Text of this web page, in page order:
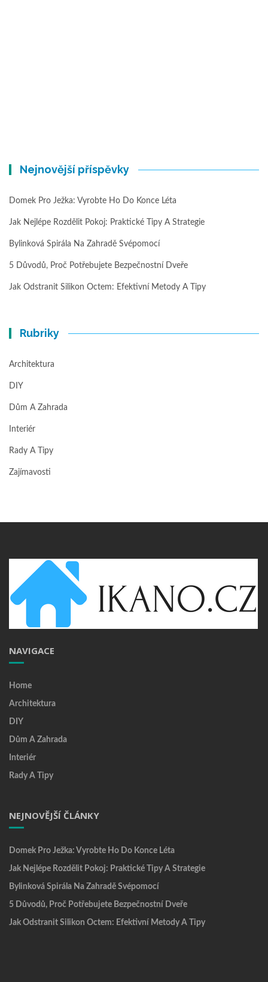
Nejnovější příspěvky
Domek Pro Ježka: Vyrobte Ho Do Konce Léta
Jak Nejlépe Rozdělit Pokoj: Praktické Tipy A Strategie
Bylinková Spirála Na Zahradě Svépomocí
5 Důvodů, Proč Potřebujete Bezpečnostní Dveře
Jak Odstranit Silikon Octem: Efektivní Metody A Tipy
Rubriky
Architektura
DIY
Dům A Zahrada
Interiér
Rady A Tipy
Zajímavosti
NAVIGACE
Home
Architektura
DIY
Dům A Zahrada
Interiér
Rady A Tipy
NEJNOVĚJŠÍ ČLÁNKY
Domek Pro Ježka: Vyrobte Ho Do Konce Léta
Jak Nejlépe Rozdělit Pokoj: Praktické Tipy A Strategie
Bylinková Spirála Na Zahradě Svépomocí
5 Důvodů, Proč Potřebujete Bezpečnostní Dveře
Jak Odstranit Silikon Octem: Efektivní Metody A Tipy